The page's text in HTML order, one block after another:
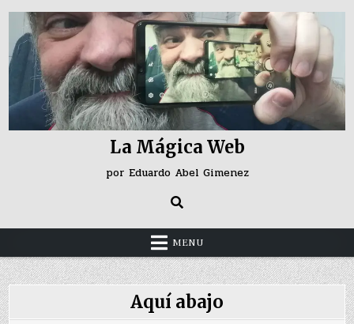
Skip
content
La Mágica Web
por Eduardo Abel Gimenez
MENU
Aquí abajo